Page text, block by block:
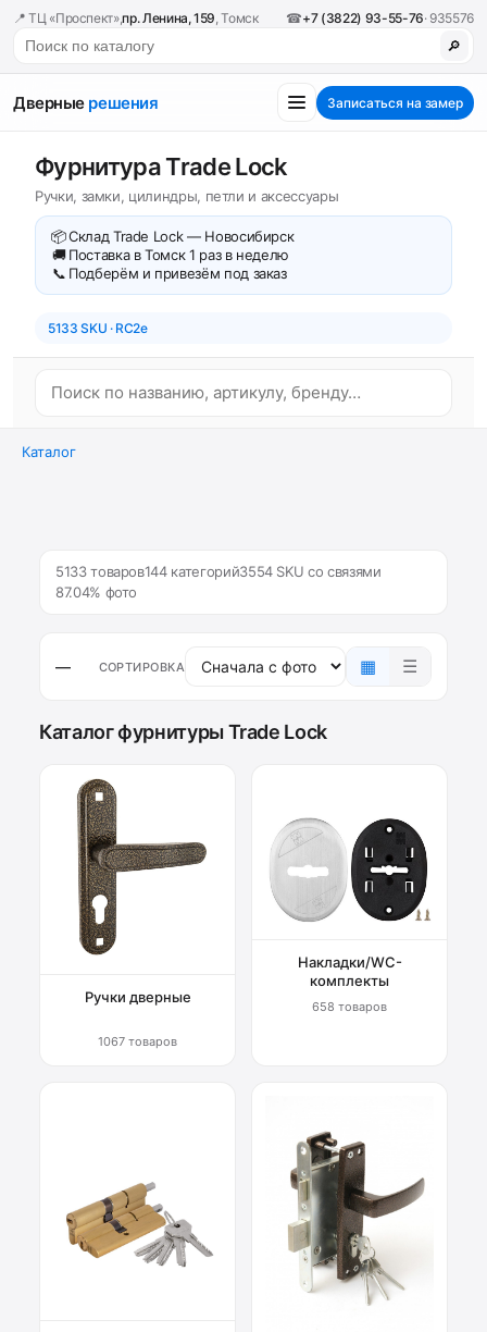
📍 ТЦ «Проспект»,пр. Ленина, 159, Томск ☎+7 (3822) 93-55-76· 935576
🔎
Дверные решения Записаться на замер
Фурнитура Trade Lock
Ручки, замки, цилиндры, петли и аксессуары
📦Склад Trade Lock — Новосибирск
🚚 Поставка в Томск 1 раз в неделю
📞 Подберём и привезём под заказ
5133 SKU · RC2e
Каталог
5133 товаров144 категорий3554 SKU со связями
87.04% фото
— СОРТИРОВКА ▦ ☰
Каталог фурнитуры Trade Lock
Ручки дверные
1067 товаров
Накладки/WC-
комплекты
658 товаров